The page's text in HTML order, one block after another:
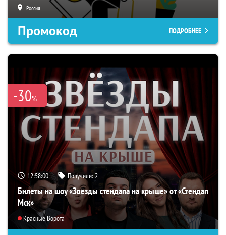
Россия
Промокод ПОДРОБНЕЕ
-30%
12:57:59 Получили:2
Билеты на шоу «Звезды стендапа на крыше» от «Стендап
Мск»
Красные Ворота